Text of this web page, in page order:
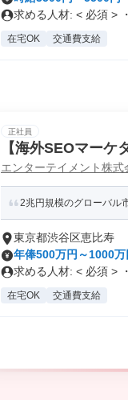
求める人材: < 必須 >
在宅OK 交通費支給
正社員
【海外SEOマー
市場へ挑戦!/リモー
エンターテイメント株式
2兆円規模のグローバル
東京都渋谷区恵比寿
年俸500万円～1000万
求める人材: < 必須 >
在宅OK 交通費支給